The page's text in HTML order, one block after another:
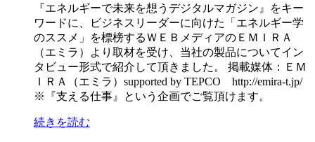
『エネルギーで未来を想うデジタルマガジン』をキー
ワードに、ビジネスリーダーに向けた「エネルギー学
のススメ」を標榜するＷＥＢメディアのＥＭＩＲＡ
（エミラ）より取材を受け、当社の製品についてイン
タビュー形式で紹介して頂きました。 掲載媒体：ＥＭ
ＩＲＡ（エミラ）supported by TEPCO http://emira-t.jp/
※『支える仕事』という企画でご覧頂けます。
続きを読む